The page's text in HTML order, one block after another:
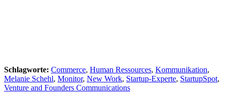
Schlagworte: Commerce, Human Ressources, Kommunikation,
Melanie Schehl, Monitor, New Work, Startup-Experte, StartupSpot,
Venture and Founders Communications